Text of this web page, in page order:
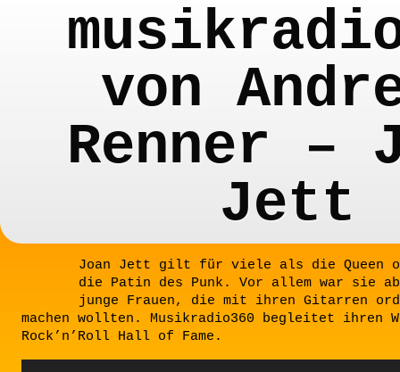
von
Renner –
Jett
Joan Jett gilt für viele als die Queen of
die Patin des Punk. Vor allem war sie
junge Frauen, die mit ihren Gitarren
machen wollten. Musikradio360 begleitet ihren
Rock’n’Roll Hall of Fame.